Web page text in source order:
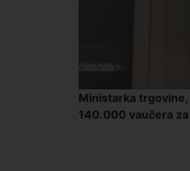
Ministarka
140.000 vaučera